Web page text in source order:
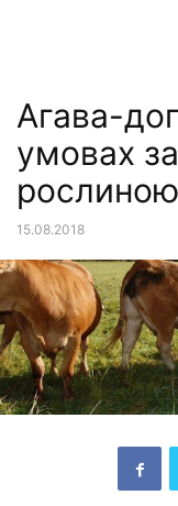
Агава-
умовах
рослиною
15.08.2018